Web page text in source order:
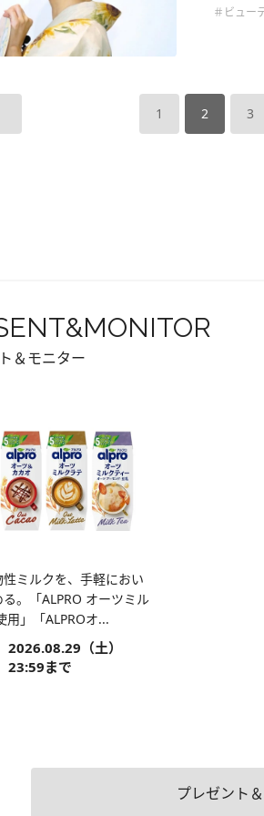
＃ビュー
1 2 3
＆モニター
性ミルクを、手軽におい
る。「ALPRO オーツミル
用」「ALPROオ...
2026.08.29（土）
23:59まで
プレゼント